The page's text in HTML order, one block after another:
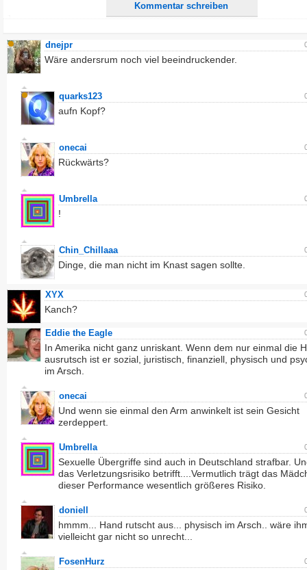
Kommentar schreiben
dnejpr
Wäre andersrum noch viel beeindruckender.
quarks123
aufn Kopf?
onecai
Rückwärts?
Umbrella
!
Chin_Chillaaa
Dinge, die man nicht im Knast sagen sollte.
XYX
Kanch?
Eddie the Eagle
In Amerika nicht ganz unriskant. Wenn dem nur einmal die
ausrutsch ist er sozial, juristisch, finanziell, physisch und
im Arsch.
onecai
Und wenn sie einmal den Arm anwinkelt ist sein Gesicht
zerdeppert.
Umbrella
Sexuelle Übergriffe sind auch in Deutschland strafbar.
das Verletzungsrisiko betrifft....Vermutlich trägt das
dieser Performance wesentlich größeres Risiko.
doniell
hmmm... Hand rutscht aus... physisch im Arsch.. wäre
vielleicht gar nicht so unrecht...
FosenHurz